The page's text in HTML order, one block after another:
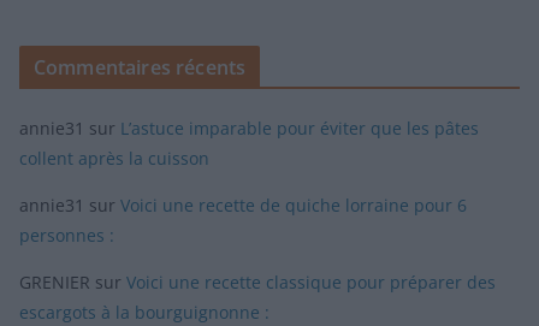
Commentaires récents
annie31 sur L’astuce imparable pour éviter que les pâtes
collent après la cuisson
annie31 sur Voici une recette de quiche lorraine pour 6
personnes :
GRENIER sur Voici une recette classique pour préparer des
escargots à la bourguignonne :